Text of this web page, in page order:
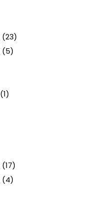
(23)
(5)
(1)
(17)
(4)